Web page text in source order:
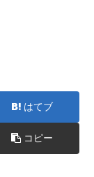
はてブ
コピー